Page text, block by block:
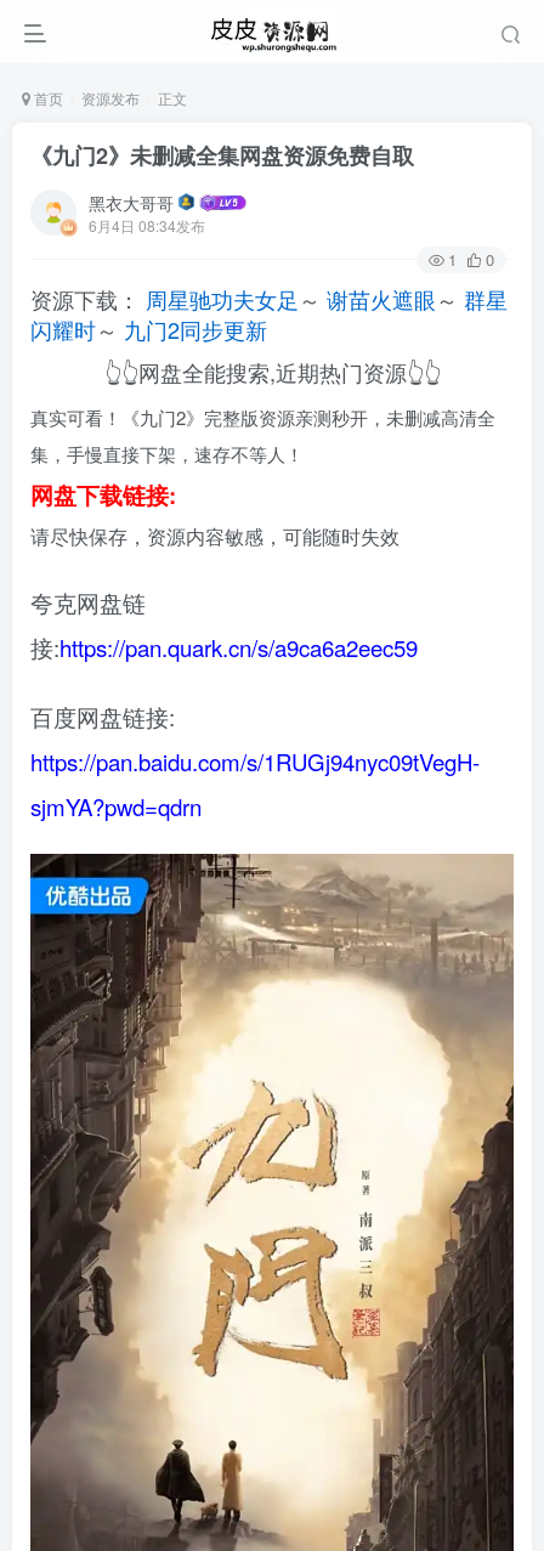
首页 资源发布 正文
《九门2》未删减全集网盘资源免费自取
黑衣大哥哥
6月4日 08:34发布
1 0
资源下载： 周星驰功夫女足 ～ 谢苗火遮眼～ 群星
闪耀时～ 九门2同步更新
👆👆网盘全能搜索,近期热门资源👆👆
真实可看！《九门2》完整版资源亲测秒开，未删减高清全
集，手慢直接下架，速存不等人！
网盘下载链接:
请尽快保存，资源内容敏感，可能随时失效
夸克网盘链
接:https://pan.quark.cn/s/a9ca6a2eec59
百度网盘链接:
https://pan.baidu.com/s/1RUGj94nyc09tVegH-
sjmYA?pwd=qdrn